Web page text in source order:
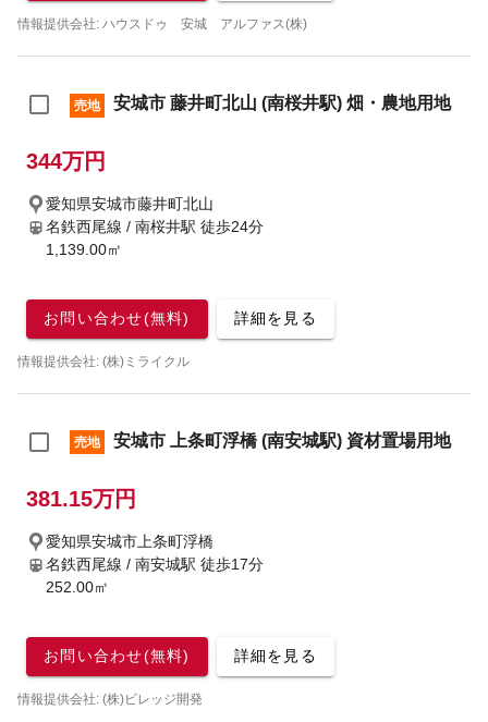
情報提供会社: ハウスドゥ 安城 アルファス(株)
売地 安城市 藤井町北山 (南桜井駅) 畑・農地用地
344万円
愛知県安城市藤井町北山
名鉄西尾線 / 南桜井駅 徒歩24分
1,139.00㎡
お問い合わせ(無料) 詳細を見る
情報提供会社: (株)ミライクル
売地 安城市 上条町浮橋 (南安城駅) 資材置場用地
381.15万円
愛知県安城市上条町浮橋
名鉄西尾線 / 南安城駅 徒歩17分
252.00㎡
お問い合わせ(無料) 詳細を見る
情報提供会社: (株)ビレッジ開発